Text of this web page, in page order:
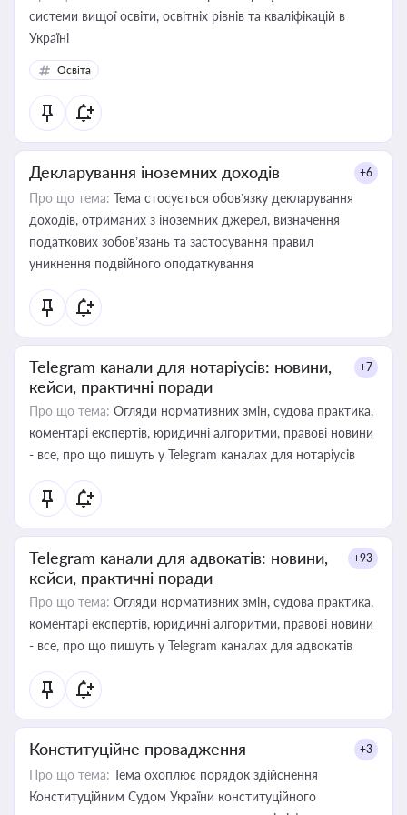
системи вищої освіти, освітніх рівнів та кваліфікацій в
Україні
Освіта
Декларування іноземних доходів +6
Про що тема: Тема стосується обов’язку декларування
доходів, отриманих з іноземних джерел, визначення
податкових зобов’язань та застосування правил
уникнення подвійного оподаткування
Telegram канали для нотаріусів: новини,
кейси, практичні поради
+7
Про що тема: Огляди нормативних змін, судова практика,
коментарі експертів, юридичні алгоритми, правові новини
- все, про що пишуть у Telegram каналах для нотаріусів
Telegram канали для адвокатів: новини,
кейси, практичні поради
+93
Про що тема: Огляди нормативних змін, судова практика,
коментарі експертів, юридичні алгоритми, правові новини
- все, про що пишуть у Telegram каналах для адвокатів
Конституційне провадження +3
Про що тема: Тема охоплює порядок здійснення
Конституційним Судом України конституційного